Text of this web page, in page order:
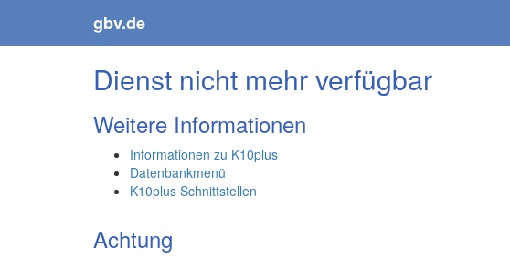
gbv.de
Dienst nicht mehr verfügbar
Weitere Informationen
Informationen zu K10plus
Datenbankmenü
K10plus Schnittstellen
Achtung